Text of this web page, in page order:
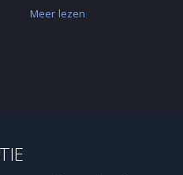
Meer lezen